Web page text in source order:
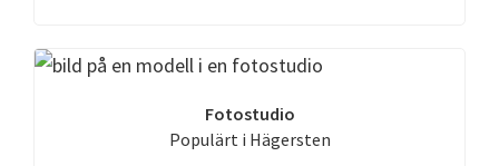
Fotostudio
Populärt i Hägersten